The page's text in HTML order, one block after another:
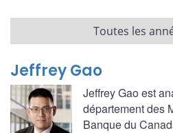
Toutes les
Jeffrey Gao
Jeffrey Gao est
département des
Banque du